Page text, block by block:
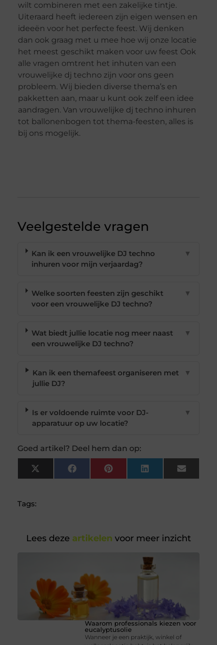
wilt combineren met een zakelijke tintje.
Uiteraard heeft iedereen zijn eigen wensen en
ideeën voor het perfecte feest. Wij denken
dan ook graag met u mee hoe wij onze locatie
het meest geschikt maken voor uw feest Ook
alle vragen omtrent het inhuten van een
vrouwelijke dj techno zijn voor ons geen
probleem. Wij bieden diverse thema’s en
pakketten aan, maar u kunt ook zelf een idee
aandragen. Van vrouwelijke dj techno inhuren
tot ballonenbogen tot thema-feesten, alles is
bij ons mogelijk.
Veelgestelde vragen
Kan ik een vrouwelijke DJ techno
inhuren voor mijn verjaardag?
▼
Welke soorten feesten zijn geschikt
voor een vrouwelijke DJ techno?
▼
Wat biedt jullie locatie nog meer naast
een vrouwelijke DJ techno?
▼
Kan ik een themafeest organiseren met
jullie DJ?
▼
Is er voldoende ruimte voor DJ-
apparatuur op uw locatie?
▼
Goed artikel? Deel hem dan op:
X
(Twitter)
FacebookPinterest LinkedIn Email
Tags:
Lees deze artikelen voor meer inzicht
Waarom professionals kiezen voor
eucalyptusolie
Wanneer je een praktijk, winkel of